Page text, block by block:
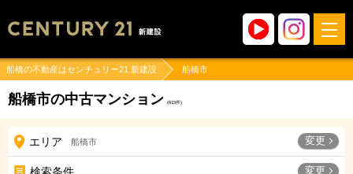
船橋の不動産はセンチュリー21 新建設 船橋市
船橋市の中古マンション (615件)
エリア 船橋市 変更
変更